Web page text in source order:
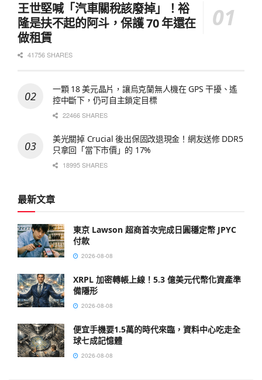
王世堅喊「汽車關稅該廢掉」！裕
隆是扶不起的阿斗，保護 70 年還在
做租賃
41756 SHARES
一顆 18 美元晶片，讓烏克蘭無人機在 GPS 干擾、遙
控中斷下，仍可自主鎖定目標
22466 SHARES
美光關掉 Crucial 後出保固改退現金！網友送修 DDR5
只拿回「當下市價」的 17%
18995 SHARES
最新文章
東京 Lawson 超商首次完成日圓穩定幣 JPYC
付款
2026-08-08
XRPL 加密轉帳上線！5.3 億美元代幣化資產準
備隱形
2026-08-08
便宜手機要1.5萬的時代來臨，資料中心吃走全
球七成記憶體
2026-08-08